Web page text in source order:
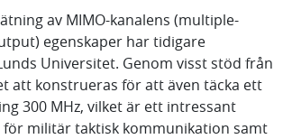
av MIMO-kanalens (multiple-
egenskaper har tidigare
Universitet. Genom visst stöd från
att konstrueras för att även täcka ett
300 MHz, vilket är ett intressant
militär taktisk kommunikation samt